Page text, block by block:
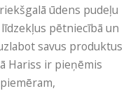
ūdens pudeļu
pētniecībā un
savus produktus
Hariss ir pieņēmis